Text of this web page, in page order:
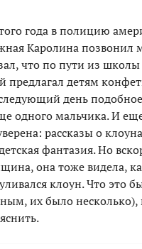
года в полицию
Каролина позвонил
что по пути из
предлагал детям
день
одного мальчика. И
рассказы о
фантазия. Но
она тоже видела,
клоун. Что это
их было несколько),